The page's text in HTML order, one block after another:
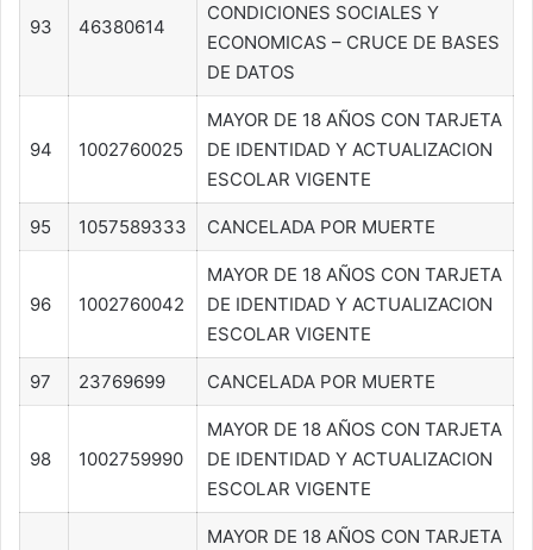
93 46380614
CONDICIONES SOCIALES Y
ECONOMICAS – CRUCE DE BASES
DE DATOS
94 1002760025
MAYOR DE 18 AÑOS CON TARJETA
DE IDENTIDAD Y ACTUALIZACION
ESCOLAR VIGENTE
95 1057589333 CANCELADA POR MUERTE
96 1002760042
MAYOR DE 18 AÑOS CON TARJETA
DE IDENTIDAD Y ACTUALIZACION
ESCOLAR VIGENTE
97 23769699 CANCELADA POR MUERTE
98 1002759990
MAYOR DE 18 AÑOS CON TARJETA
DE IDENTIDAD Y ACTUALIZACION
ESCOLAR VIGENTE
MAYOR DE 18 AÑOS CON TARJETA